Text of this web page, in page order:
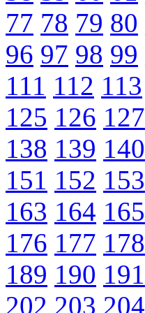
77 78 79 80
96 97 98 99
111 112 113
125 126 127
138 139 140
151 152 153
163 164 165
176 177 178
189 190 191
202 203 204